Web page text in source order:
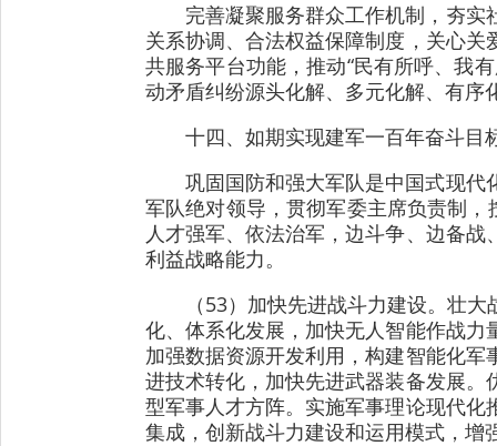
完善凝聚服务群众工作机制，夯
关系协调、合法权益保障制度，关心
共服务平台功能，推动“民有所呼、我
动矛盾纠纷源头化解、多元化解、有
十四、如期实现建军一百年奋斗目
巩固国防和强大军队是中国式现
军队绝对领导，贯彻军委主席负责制
人才强军、依法治军，边斗争、边备
利益战略能力。
（53）加快先进战斗力建设。壮
化、体系化发展，加快无人智能作战
加强数据资源开发利用，构建智能化
进技术转化，加快先进武器装备发展
型军事人才方阵。实施军事理论现代
集成，创新战斗力建设和运用模式，